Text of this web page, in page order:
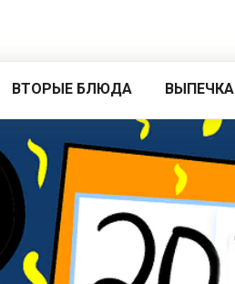
ВТОРЫЕ БЛЮДА ВЫПЕЧКА